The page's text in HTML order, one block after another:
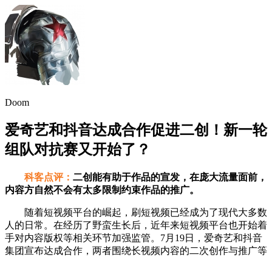
Doom
爱奇艺和抖音达成合作促进二创！新一轮
组队对抗赛又开始了？
科客点评： 二创能有助于作品的宣发，在庞大流量面前，
内容方自然不会有太多限制约束作品的推广。
随着短视频平台的崛起，刷短视频已经成为了现代大多数
人的日常。在经历了野蛮生长后，近年来短视频平台也开始着
手对内容版权等相关环节加强监管。7月19日，爱奇艺和抖音
集团宣布达成合作，两者围绕长视频内容的二次创作与推广等